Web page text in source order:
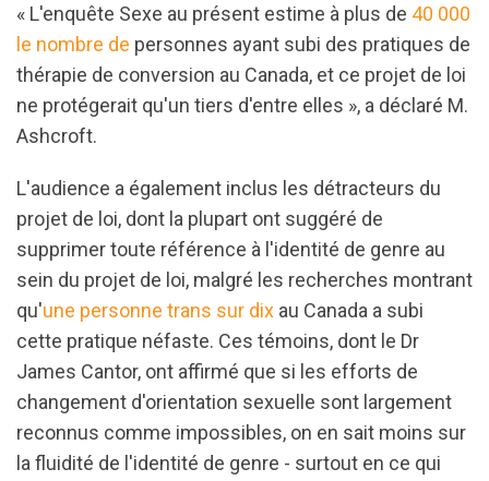
« L'enquête Sexe au présent estime à plus de 40 000
le nombre de personnes ayant subi des pratiques de
thérapie de conversion au Canada, et ce projet de loi
ne protégerait qu'un tiers d'entre elles », a déclaré M.
Ashcroft.
L'audience a également inclus les détracteurs du
projet de loi, dont la plupart ont suggéré de
supprimer toute référence à l'identité de genre au
sein du projet de loi, malgré les recherches montrant
qu'une personne trans sur dix au Canada a subi
cette pratique néfaste. Ces témoins, dont le Dr
James Cantor, ont affirmé que si les efforts de
changement d'orientation sexuelle sont largement
reconnus comme impossibles, on en sait moins sur
la fluidité de l'identité de genre - surtout en ce qui